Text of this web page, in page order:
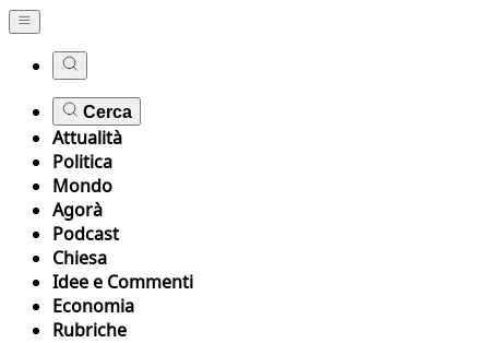
Cerca
Attualità
Politica
Mondo
Agorà
Podcast
Chiesa
Idee e Commenti
Economia
Rubriche